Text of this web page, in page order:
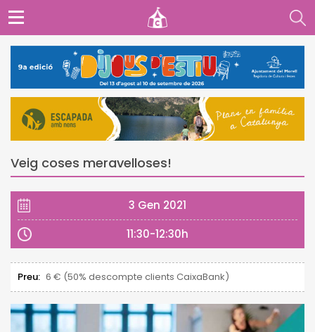
Veig coses meravelloses!
3 Gen 2021
11:30-12:30h
Preu: 6 € (50% descompte clients CaixaBank)